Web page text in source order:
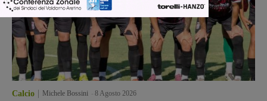
Calcio Michele Bossini 8 Agosto 2026